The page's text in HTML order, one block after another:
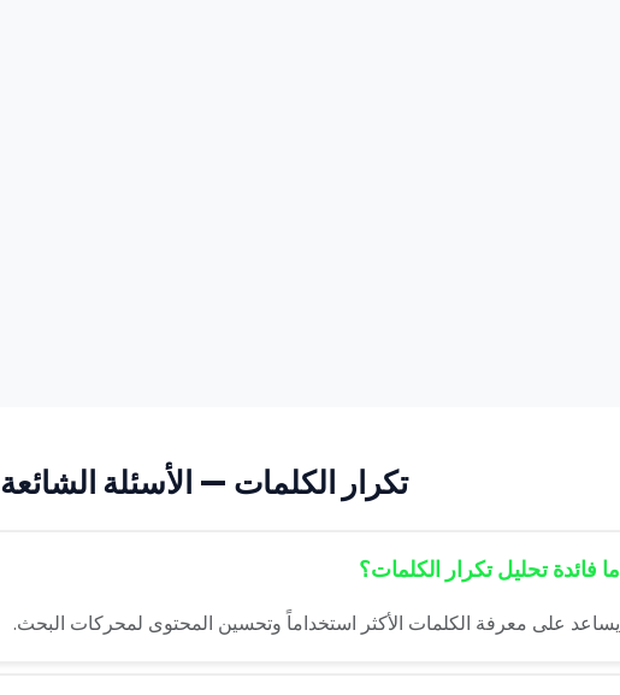
تكرار الكلمات — الأسئلة الشائعة
ما فائدة تحليل تكرار الكلمات؟
يساعد على معرفة الكلمات الأكثر استخداماً وتحسين المحتوى لمحركات البحث.